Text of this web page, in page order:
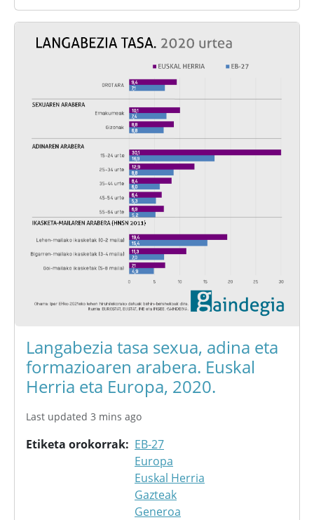
Langabezia tasa sexua, adina eta
formazioaren arabera. Euskal
Herria eta Europa, 2020.
Last updated 3 mins ago
Etiketa orokorrak
EB-27
Europa
Euskal Herria
Gazteak
Generoa